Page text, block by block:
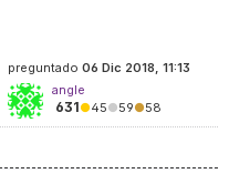
preguntado 06 Dic 2018, 11:13
angle
631●45●59●58